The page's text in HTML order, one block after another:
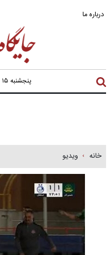
درباره ما
پنجشنبه ۱۵ مرداد ۱۴۰۵
خانه ویدیو